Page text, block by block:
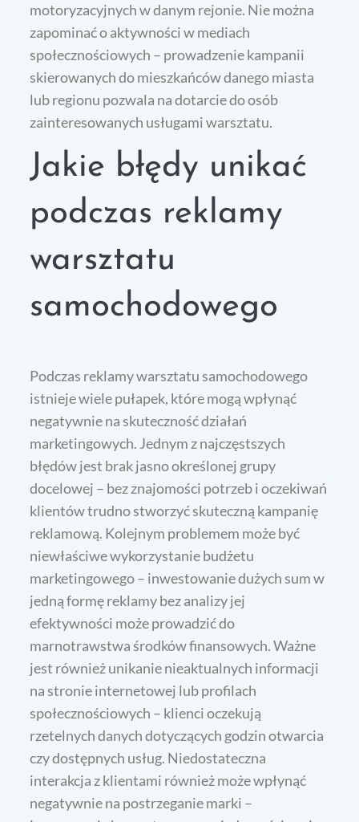
motoryzacyjnych w danym rejonie. Nie można
zapominać o aktywności w mediach
społecznościowych – prowadzenie kampanii
skierowanych do mieszkańców danego miasta
lub regionu pozwala na dotarcie do osób
zainteresowanych usługami warsztatu.
Jakie błędy unikać
podczas reklamy
warsztatu
samochodowego
Podczas reklamy warsztatu samochodowego
istnieje wiele pułapek, które mogą wpłynąć
negatywnie na skuteczność działań
marketingowych. Jednym z najczęstszych
błędów jest brak jasno określonej grupy
docelowej – bez znajomości potrzeb i oczekiwań
klientów trudno stworzyć skuteczną kampanię
reklamową. Kolejnym problemem może być
niewłaściwe wykorzystanie budżetu
marketingowego – inwestowanie dużych sum w
jedną formę reklamy bez analizy jej
efektywności może prowadzić do
marnotrawstwa środków finansowych. Ważne
jest również unikanie nieaktualnych informacji
na stronie internetowej lub profilach
społecznościowych – klienci oczekują
rzetelnych danych dotyczących godzin otwarcia
czy dostępnych usług. Niedostateczna
interakcja z klientami również może wpłynąć
negatywnie na postrzeganie marki –